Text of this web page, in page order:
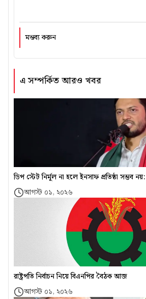
এ সম্পর্কিত আরও খবর
ডিপ স্টেট নির্মূল না হলে ইনসাফ প্রতিষ্ঠা সম্ভব
আগস্ট ০১, ২০২৬
রাষ্ট্রপতি নির্বাচন নিয়ে বিএনপির বৈঠক আজ
আগস্ট ০১, ২০২৬
মন্তব্য করুন